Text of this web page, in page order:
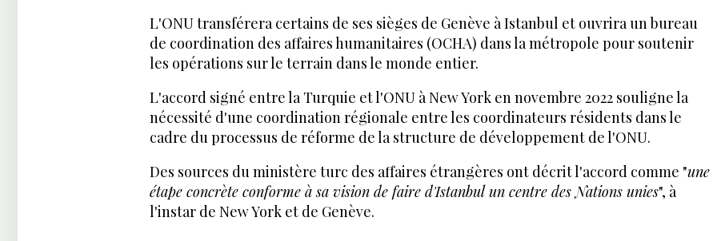
L'ONU transférera certains de ses sièges de Genève à Istanbul et ouvrira un bureau
de coordination des affaires humanitaires (OCHA) dans la métropole pour soutenir
les opérations sur le terrain dans le monde entier.
L'accord signé entre la Turquie et l'ONU à New York en novembre 2022 souligne la
nécessité d'une coordination régionale entre les coordinateurs résidents dans le
cadre du processus de réforme de la structure de développement de l'ONU.
Des sources du ministère turc des affaires étrangères ont décrit l'accord comme "une
étape concrète conforme à sa vision de faire d'Istanbul un centre des Nations unies", à
l'instar de New York et de Genève.